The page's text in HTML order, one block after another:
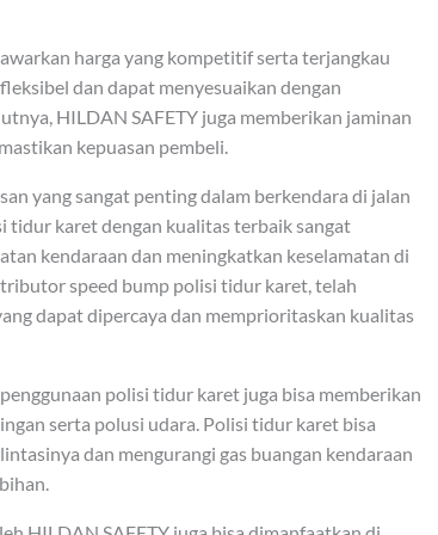
harga yang kompetitif serta terjangkau
dan dapat menyesuaikan dengan
HILDAN SAFETY juga memberikan jaminan
kepuasan pembeli.
yang sangat penting dalam berkendara di jalan
tidur karet dengan kualitas terbaik sangat
kendaraan dan meningkatkan keselamatan di
speed bump polisi tidur karet, telah
dapat dipercaya dan memprioritaskan kualitas
polisi tidur karet juga bisa memberikan
serta polusi udara. Polisi tidur karet bisa
dan mengurangi gas buangan kendaraan